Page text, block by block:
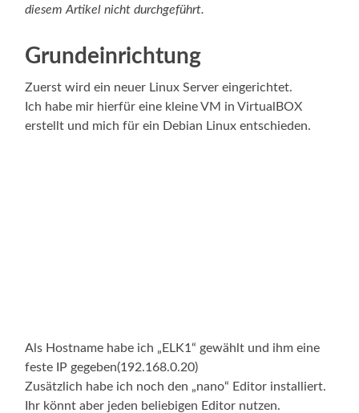
diesem Artikel nicht durchgeführt.
Grundeinrichtung
Zuerst wird ein neuer Linux Server eingerichtet.
Ich habe mir hierfür eine kleine VM in VirtualBOX
erstellt und mich für ein Debian Linux entschieden.
Als Hostname habe ich „ELK1“ gewählt und ihm eine
feste IP gegeben(192.168.0.20)
Zusätzlich habe ich noch den „nano“ Editor installiert.
Ihr könnt aber jeden beliebigen Editor nutzen.